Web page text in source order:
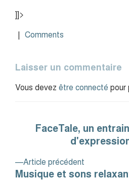
]]>
| Comments
Laisser un commentaire
Vous devez être connecté pour
l’article
Article précédent
precedent
Musique et sons
FaceTale, un